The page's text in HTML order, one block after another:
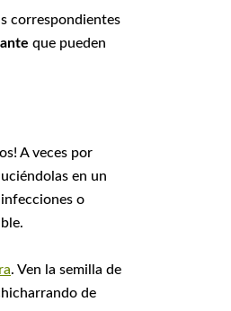
correspondientes
que pueden
A veces por
en un
o
. Ven la semilla de
de